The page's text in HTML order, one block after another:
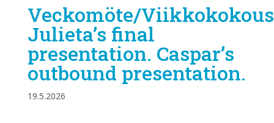
Veckomöte/Viikkokokous
Julieta’s final
presentation. Caspar’s
outbound presentation.
19.5.2026